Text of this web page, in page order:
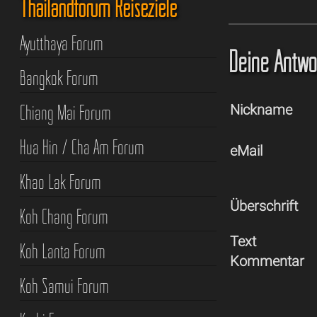
Deine
Nickname
eMail
Überschrift
Text
Kommentar
Thailandforum Reiseziele
Ayutthaya Forum
Bangkok Forum
Chiang Mai Forum
Hua Hin / Cha Am Forum
Khao Lak Forum
Koh Chang Forum
Koh Lanta Forum
Koh Samui Forum